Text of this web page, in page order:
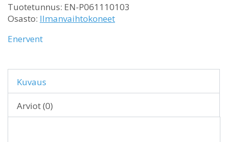
Tuotetunnus: EN-P061110103
Osasto: Ilmanvaihtokoneet
Enervent
Kuvaus
Arviot (0)